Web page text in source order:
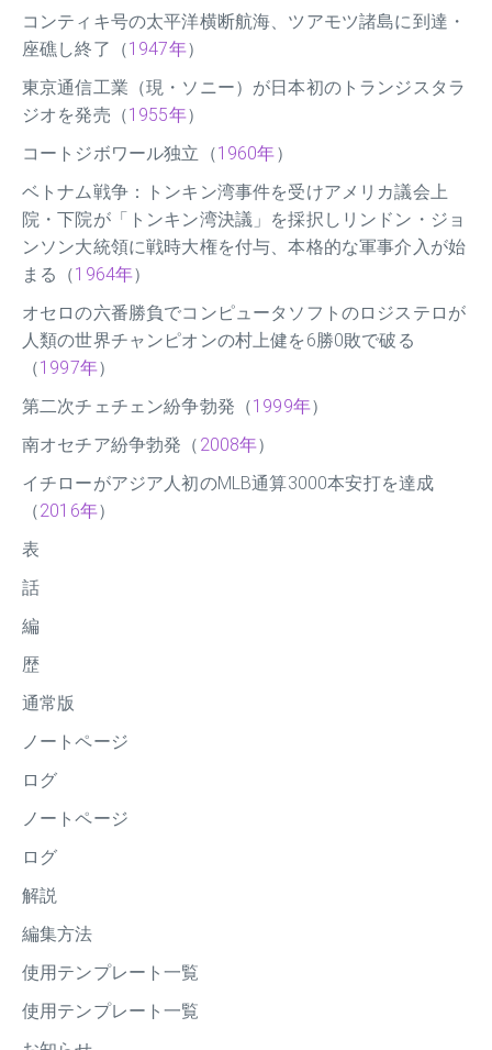
コンティキ号の太平洋横断航海、ツアモツ諸島に到達・
座礁し終了（1947年）
東京通信工業（現・ソニー）が日本初のトランジスタラ
ジオを発売（1955年）
コートジボワール独立（1960年）
ベトナム戦争：トンキン湾事件を受けアメリカ議会上
院・下院が「トンキン湾決議」を採択しリンドン・ジョ
ンソン大統領に戦時大権を付与、本格的な軍事介入が始
まる（1964年）
オセロの六番勝負でコンピュータソフトのロジステロが
人類の世界チャンピオンの村上健を6勝0敗で破る
（1997年）
第二次チェチェン紛争勃発（1999年）
南オセチア紛争勃発（ 2008年）
イチローがアジア人初のMLB通算3000本安打を達成
（2016年）
表
話
編
歴
通常版
ノートページ
ログ
ノートページ
ログ
解説
編集方法
使用テンプレート一覧
使用テンプレート一覧